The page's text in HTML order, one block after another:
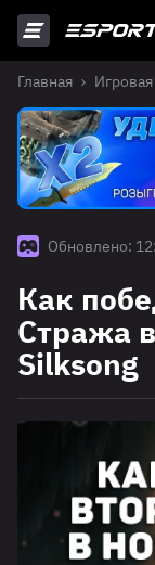
Главная
Обновлено:
Как
Стража
Silksong